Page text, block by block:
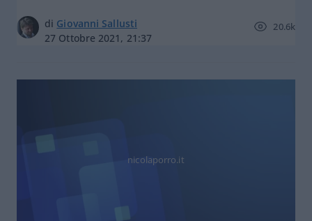
di Giovanni Sallusti
27 Ottobre 2021, 21:37
20.6k
nicolaporro.it